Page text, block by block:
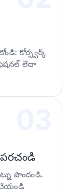
కోర్స్వర్క్
లేదా
పొందండి.
చేయండి